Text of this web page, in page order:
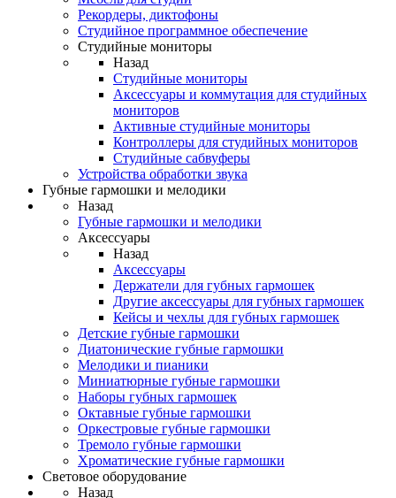
Рекордеры, диктофоны
Студийное программное обеспечение
Студийные мониторы
Назад
Студийные мониторы
Аксессуары и коммутация для студийных
мониторов
Активные студийные мониторы
Контроллеры для студийных мониторов
Студийные сабвуферы
Устройства обработки звука
Губные гармошки и мелодики
Назад
Губные гармошки и мелодики
Аксессуары
Назад
Аксессуары
Держатели для губных гармошек
Другие аксессуары для губных гармошек
Кейсы и чехлы для губных гармошек
Детские губные гармошки
Диатонические губные гармошки
Мелодики и пианики
Миниатюрные губные гармошки
Наборы губных гармошек
Октавные губные гармошки
Оркестровые губные гармошки
Тремоло губные гармошки
Хроматические губные гармошки
Световое оборудование
Назад